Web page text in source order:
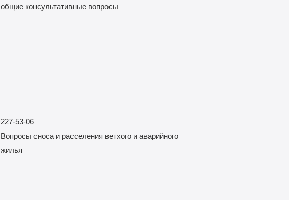
общие консультативные вопросы
227-53-06
Вопросы сноса и расселения ветхого и аварийного
жилья